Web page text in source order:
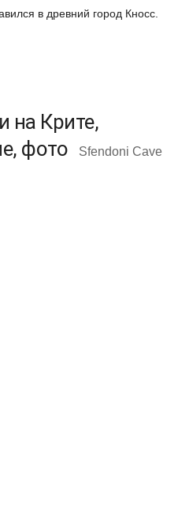
в древний город Кносс.
на Крите,
фото
Sfendoni Cave